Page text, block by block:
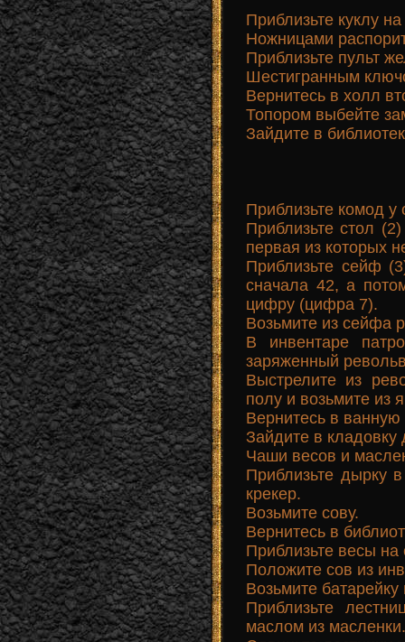
Приблизьте куклу
Ножницами
Приблизьте пульт
Шестигранным
Вернитесь в холл
Топором выбейте
Зайдите в
Приблизьте комод у
Приблизьте стол
первая из которых
Приблизьте сейф
сначала 42, а
цифру (цифра 7).
Возьмите из сейфа
В инвентаре
заряженный
Выстрелите из
полу и возьмите из
Вернитесь в ванную
Зайдите в кладовку
Чаши весов и
Приблизьте дырку
крекер.
Возьмите сову.
Вернитесь в
Приблизьте весы
Положите сов из
Возьмите батарейку
Приблизьте
маслом из масленки.